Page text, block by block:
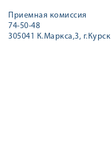
Приемная комиссия
74-50-48
305041 К.Маркса,3, г.Курск